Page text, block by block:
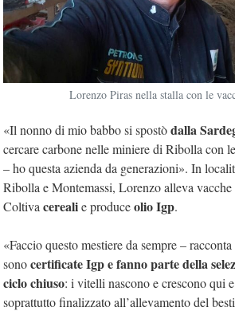
Lorenzo Piras nella stalla con le
«Il nonno di mio babbo si spostòdalla
cercare carbone nelle miniere di Ribolla con
– ho questa azienda da generazioni». In
Ribolla e Montemassi, Lorenzo alleva vacche
Coltiva cerealie produceolio Igp.
«Faccio questo mestiere da sempre –
sonocertificate Igp e fanno parte della
ciclo chiuso: i vitelli nascono e crescono qui
soprattutto finalizzato all’allevamento del